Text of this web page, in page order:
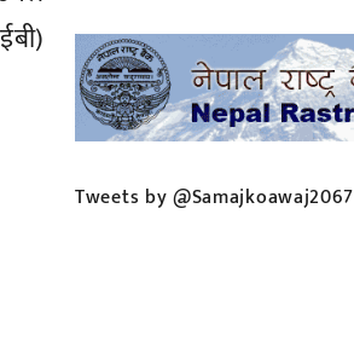
Tweets by @Samajkoawaj2067